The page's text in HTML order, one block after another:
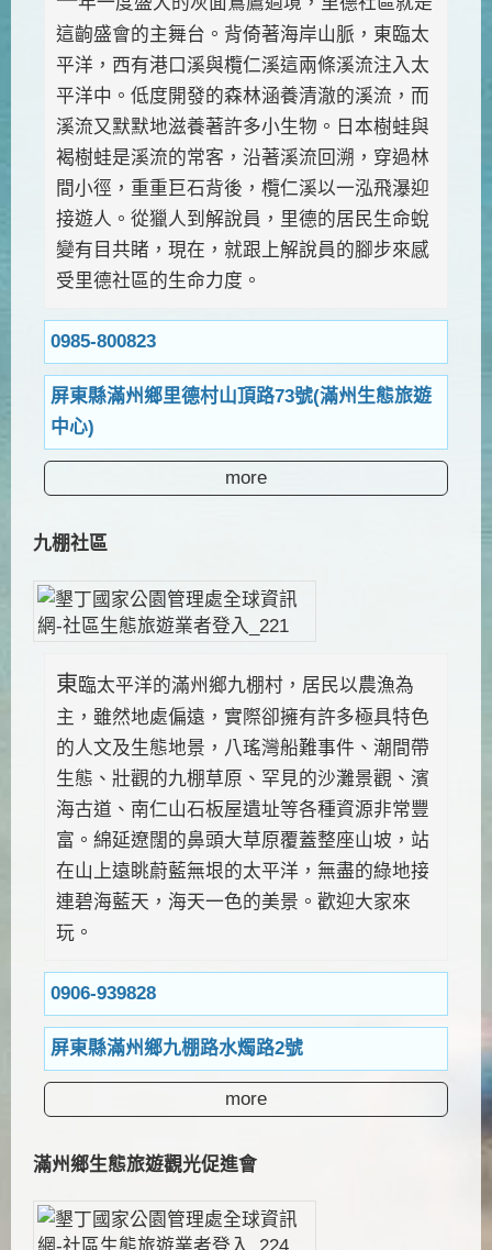
這齣盛會的主舞台。背倚著海岸山脈，東臨太
平洋，西有港口溪與欖仁溪這兩條溪流注入太
平洋中。低度開發的森林涵養清澈的溪流，而
溪流又默默地滋養著許多小生物。日本樹蛙與
褐樹蛙是溪流的常客，沿著溪流回溯，穿過林
間小徑，重重巨石背後，欖仁溪以一泓飛瀑迎
接遊人。從獵人到解說員，里德的居民生命蛻
變有目共睹，現在，就跟上解說員的腳步來感
受里德社區的生命力度。
0985-800823
屏東縣滿州鄉里德村山頂路73號(滿州生態旅遊
中心)
more
九棚社區
東臨太平洋的滿州鄉九棚村，居民以農漁為
主，雖然地處偏遠，實際卻擁有許多極具特色
的人文及生態地景，八瑤灣船難事件、潮間帶
生態、壯觀的九棚草原、罕見的沙灘景觀、濱
海古道、南仁山石板屋遺址等各種資源非常豐
富。綿延遼闊的鼻頭大草原覆蓋整座山坡，站
在山上遠眺蔚藍無垠的太平洋，無盡的綠地接
連碧海藍天，海天一色的美景。歡迎大家來
玩。
0906-939828
屏東縣滿州鄉九棚路水燭路2號
more
滿州鄉生態旅遊觀光促進會